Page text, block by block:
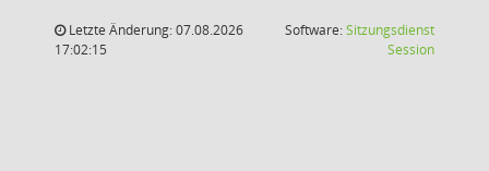
Letzte Änderung: 07.08.2026
17:02:15
Software:Sitzungsdienst
Session(Wird in